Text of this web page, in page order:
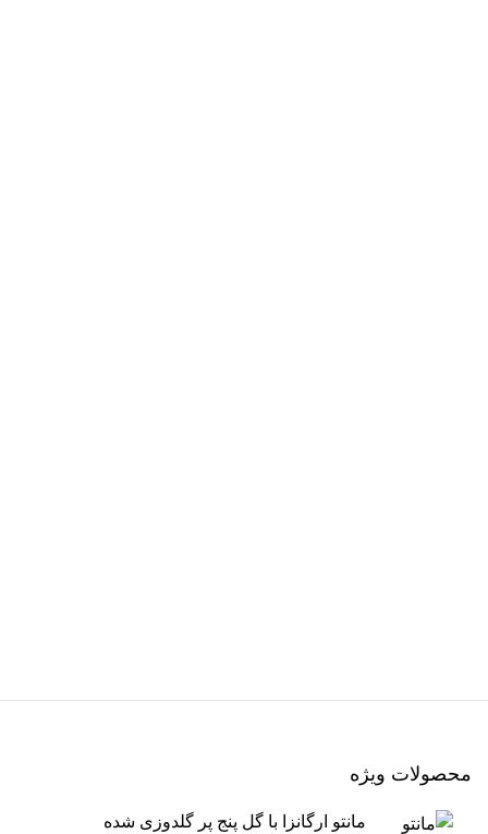
محصولات ویژه
مانتو ارگانزا با گل پنج پر گلدوزی شده